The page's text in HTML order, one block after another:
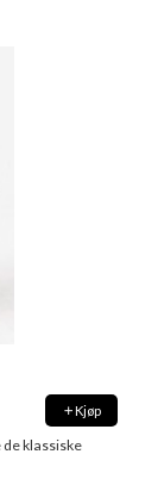
Kjøp
klassiske